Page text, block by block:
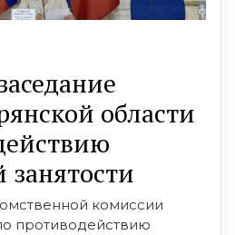
области
занятости
комиссии
противодействию